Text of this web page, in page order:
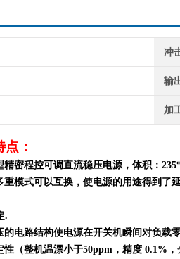
冲
输
加
点：
密程控可调直流稳压电源，体积：
重模式可以互换 ， 使电源的用途得到了
.
电路结构使电源在开关机瞬间对负载零
（整机温漂小于50ppm，精度 0.1%，